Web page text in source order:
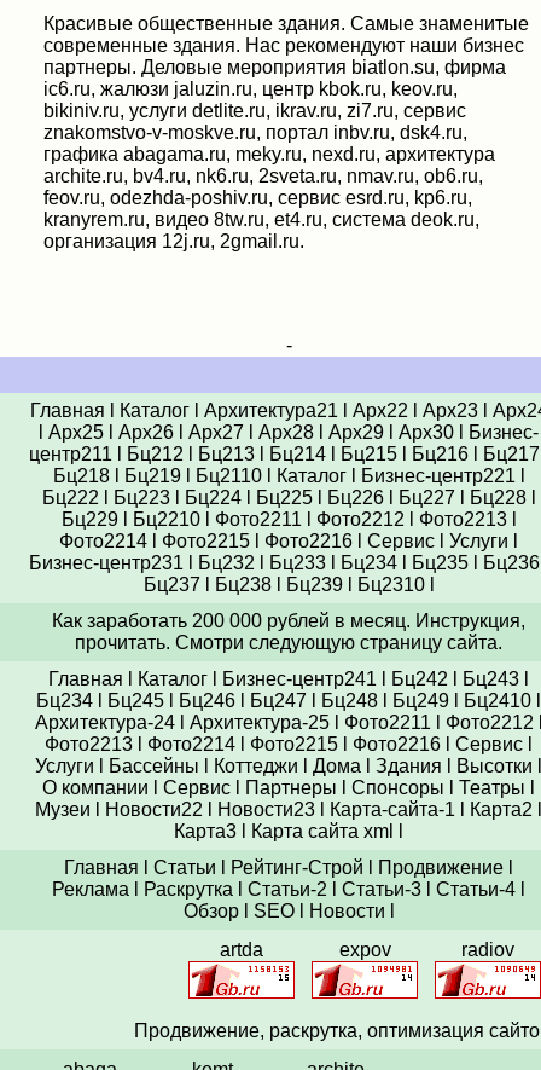
Красивые общественные здания. Самые знаменитые
современные здания. Нас рекомендуют наши бизнес
партнеры. Деловые мероприятия biatlon.su, фирма
ic6.ru, жалюзи jaluzin.ru, центр kbok.ru, keov.ru,
bikiniv.ru, услуги detlite.ru, ikrav.ru, zi7.ru, сервис
znakomstvo-v-moskve.ru, портал inbv.ru, dsk4.ru,
графика abagama.ru, meky.ru, nexd.ru, архитектура
archite.ru, bv4.ru, nk6.ru, 2sveta.ru, nmav.ru, ob6.ru,
feov.ru, odezhda-poshiv.ru, сервис esrd.ru, kp6.ru,
kranyrem.ru, видео 8tw.ru, et4.ru, система deok.ru,
организация 12j.ru, 2gmail.ru.
-
Главная Каталогl Архитектура21 Арх22 Арх23l
Арх25 Арх26 Арх27 Арх28 Арх29 Арх30
Бизнес-
центр211
Бц212 Бц213l Бц214l Бц215l Бц216l Бц217
Бц218l Бц219l Бц2110l Каталогl Бизнес-центр221
Бц222
Бц223l Бц224l Бц225l Бц226l Бц227 Бц228l
Бц229l Бц2210l Фото2211 Фото2212 Фото2213l
Фото2214
Фото2215 Фото2216 Сервис Услуги
Бизнес-центр231
Бц232 Бц233l Бц234l Бц235l Бц236
Бц237
Бц238l Бц239l Бц2310l
Как заработать 200 000 рублей в месяц. Инструкция,
прочитать. Смотри следующую страницу сайта.
Главная
Каталог Бизнес-центр241 Бц242 Бц243
Бц234
Бц245 Бц246 Бц247 Бц248 Бц249 Бц2410
Архитектура-24l Архитектура-25l Фото2211 Фото2212
Фото2213
Фото2214 Фото2215 Фото2216 Сервис
Услуги
Бассейны Коттеджи Дома Здания Высотки
О компании
Сервис Партнеры Спонсоры Театры
Музеи
Новости22 Новости23 Карта-сайта-1 Карта2
Карта3
Карта сайта xml
Главная
Статьи Рейтинг-Строй Продвижение
Реклама
Раскрутка Статьи-2 Статьи-3 Статьи-4
Обзорl SEOl Новости
artda
expov radiov
Продвижение, раскрутка, оптимизация